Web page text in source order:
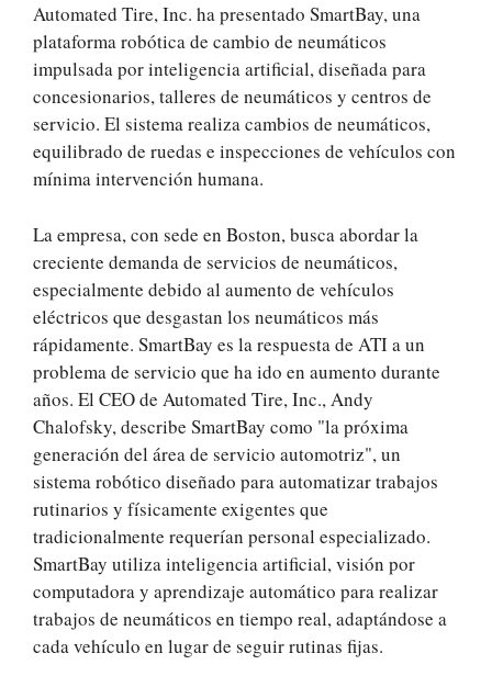
Automated Tire, Inc. ha presentado SmartBay, una
plataforma robótica de cambio de neumáticos
impulsada por inteligencia artificial, diseñada para
concesionarios, talleres de neumáticos y centros de
servicio. El sistema realiza cambios de neumáticos,
equilibrado de ruedas e inspecciones de vehículos con
mínima intervención humana.
La empresa, con sede en Boston, busca abordar la
creciente demanda de servicios de neumáticos,
especialmente debido al aumento de vehículos
eléctricos que desgastan los neumáticos más
rápidamente. SmartBay es la respuesta de ATI a un
problema de servicio que ha ido en aumento durante
años. El CEO de Automated Tire, Inc., Andy
Chalofsky, describe SmartBay como "la próxima
generación del área de servicio automotriz", un
sistema robótico diseñado para automatizar trabajos
rutinarios y físicamente exigentes que
tradicionalmente requerían personal especializado.
SmartBay utiliza inteligencia artificial, visión por
computadora y aprendizaje automático para realizar
trabajos de neumáticos en tiempo real, adaptándose a
cada vehículo en lugar de seguir rutinas fijas.